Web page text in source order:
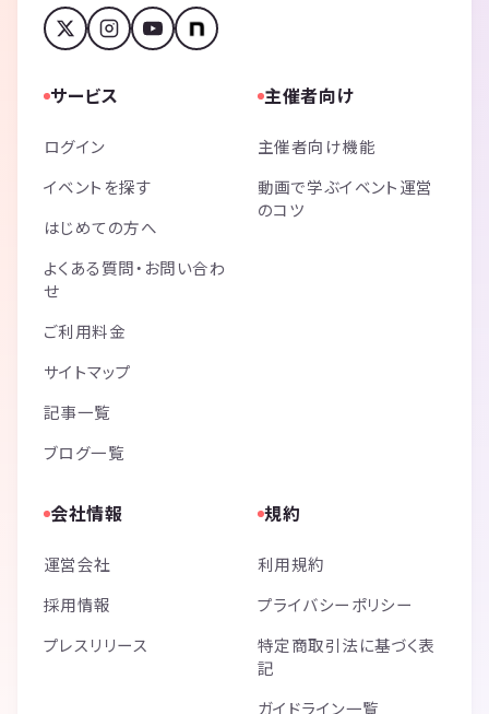
サービス
ログイン
イベントを探す
はじめての方へ
よくある質問・お問い合わ
せ
ご利用料金
サイトマップ
記事一覧
ブログ一覧
主催者向け
主催者向け機能
動画で学ぶイベント運営
のコツ
会社情報
運営会社
採用情報
プレスリリース
規約
利用規約
プライバシーポリシー
特定商取引法に基づく表
記
ガイドライン一覧